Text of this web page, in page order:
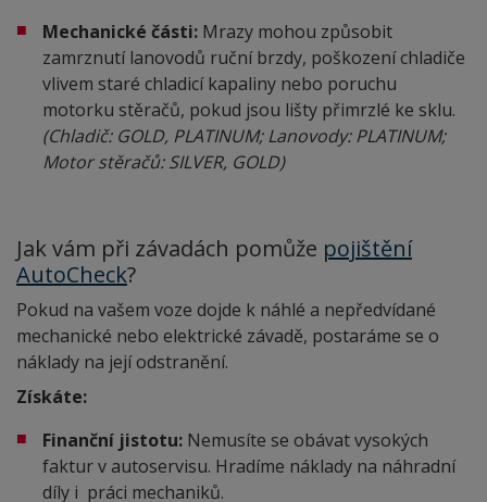
Mechanické části: Mrazy mohou způsobit
zamrznutí lanovodů ruční brzdy, poškození chladiče
vlivem staré chladicí kapaliny nebo poruchu
motorku stěračů, pokud jsou lišty přimrzlé ke sklu.
(Chladič: GOLD, PLATINUM; Lanovody: PLATINUM;
Motor stěračů: SILVER, GOLD)
Jak vám při závadách pomůže pojištění
AutoCheck?
Pokud na vašem voze dojde k náhlé a nepředvídané
mechanické nebo elektrické závadě, postaráme se o
náklady na její odstranění.
Získáte:
Finanční jistotu: Nemusíte se obávat vysokých
faktur v autoservisu. Hradíme náklady na náhradní
díly i práci mechaniků.